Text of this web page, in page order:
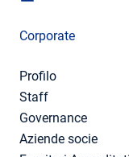
Corporate
Profilo
Staff
Governance
Aziende socie